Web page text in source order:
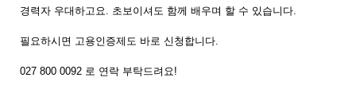
경력자 우대하고요. 초보이셔도 함께 배우며 할 수 있습니다.
필요하시면 고용인증제도 바로 신청합니다.
027 800 0092 로 연락 부탁드려요!